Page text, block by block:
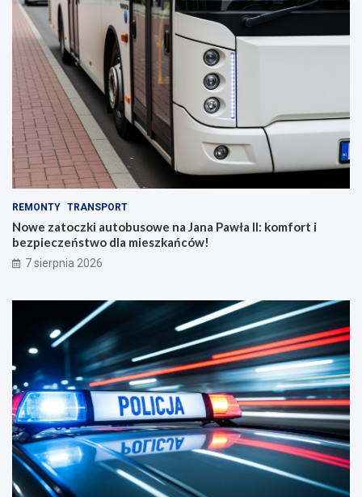
REMONTY TRANSPORT
Nowe zatoczki autobusowe na Jana Pawła II: komfort i
bezpieczeństwo dla mieszkańców!
7 sierpnia 2026